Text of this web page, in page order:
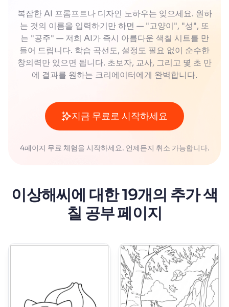
복잡한 AI 프롬프트나 디자인 노하우는 잊으세요. 원하
는 것의 이름을 입력하기만 하면 — "고양이", "성", 또
는 "공주" — 저희 AI가 즉시 아름다운 색칠 시트를 만
들어 드립니다. 학습 곡선도, 설정도 필요 없이 순수한
창의력만 있으면 됩니다. 초보자, 교사, 그리고 몇 초 만
에 결과를 원하는 크리에이터에게 완벽합니다.
지금 무료로 시작하세요
4페이지 무료 체험을 시작하세요. 언제든지 취소 가능합니다.
이상해씨에 대한 19개의 추가 색
칠 공부 페이지